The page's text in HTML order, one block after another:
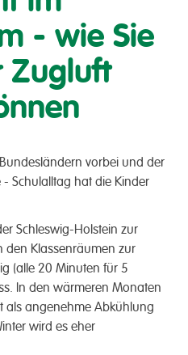
- wie Sie
Zugluft
vorbei und der
Schulalltag hat die Kinder
Schleswig-Holstein zur
den Klassenräumen zur
(alle 20 Minuten für 5
In den wärmeren Monaten
als angenehme Abkühlung
wird es eher